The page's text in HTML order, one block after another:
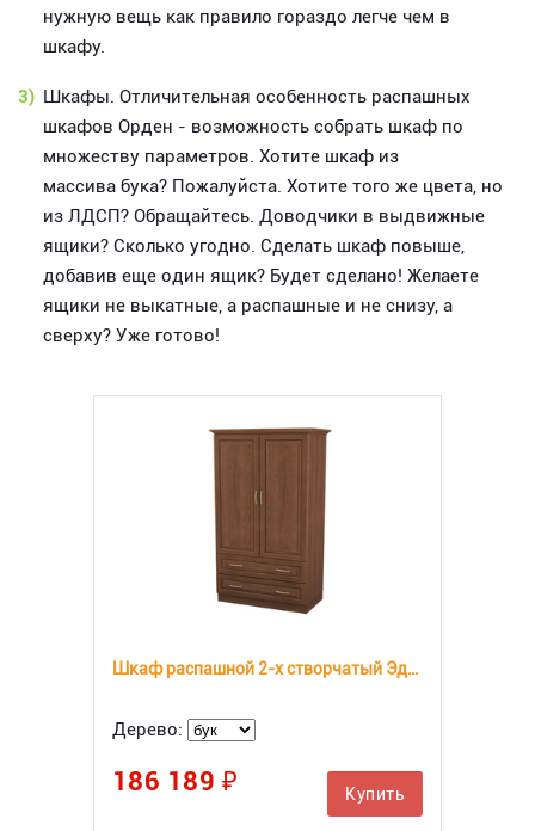
нужную вещь как правило гораздо легче чем в
шкафу.
3) Шкафы. Отличительная особенность распашных
шкафов Орден - возможность собрать шкаф по
множеству параметров. Хотите шкаф из
массива бука? Пожалуйста. Хотите того же цвета, но
из ЛДСП? Обращайтесь. Доводчики в выдвижные
ящики? Сколько угодно. Сделать шкаф повыше,
добавив еще один ящик? Будет сделано! Желаете
ящики не выкатные, а распашные и не снизу, а
сверху? Уже готово!
Шкаф распашной 2-х створчатый Эдем
Дерево:
186 189 ₽ Купить